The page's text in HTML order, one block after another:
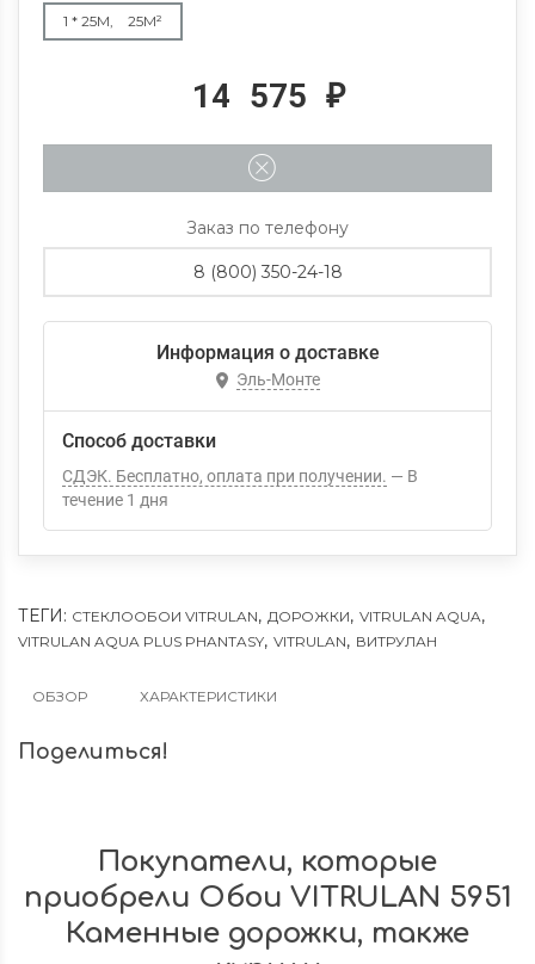
1 * 25М, 25М²
14 575 ₽
Заказ по телефону
8 (800) 350-24-18
Информация о доставке
Эль-Монте
Способ доставки
СДЭК. Бесплатно, оплата при получении.
В
течение 1 дня
ТЕГИ: СТЕКЛООБОИ VITRULAN, ДОРОЖКИ, VITRULAN AQUA,
VITRULAN AQUA PLUS PHANTASY, VITRULAN, ВИТРУЛАН
ОБЗОР ХАРАКТЕРИСТИКИ
Поделиться!
Покупатели, которые
приобрели Обои VITRULAN 5951
Каменные дорожки, также